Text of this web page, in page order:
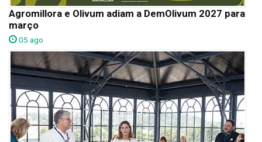
Agromillora e Olivum adiam a DemOlivum 2027 para
março
05 ago